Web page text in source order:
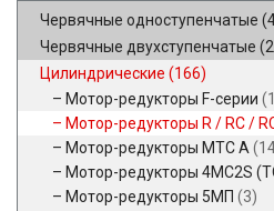
Червячные одноступенчатые
Червячные двухступенчатые
Цилиндрические (166)
Мотор-редукторы F-серии
Мотор-редукторы R / RC /
Мотор-редукторы MTC A
Мотор-редукторы 4MC2S
Мотор-редукторы 5МП (3)